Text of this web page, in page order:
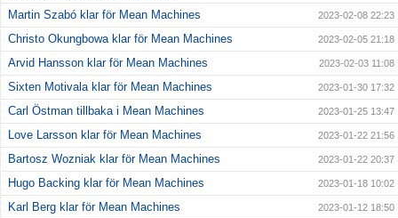
Martin Szabó klar för Mean Machines 2023-02-08 22:23
Christo Okungbowa klar för Mean Machines 2023-02-05 21:18
Arvid Hansson klar för Mean Machines 2023-02-03 11:08
Sixten Motivala klar för Mean Machines 2023-01-30 17:32
Carl Östman tillbaka i Mean Machines 2023-01-25 13:47
Love Larsson klar för Mean Machines 2023-01-22 21:56
Bartosz Wozniak klar för Mean Machines 2023-01-22 20:37
Hugo Backing klar för Mean Machines 2023-01-18 10:02
Karl Berg klar för Mean Machines 2023-01-12 18:50